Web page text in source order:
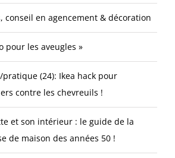
conseil en agencement & décoration
pour les aveugles »
(24): Ikea hack pour
contre les chevreuils !
et son intérieur : le guide de la
de maison des années 50 !